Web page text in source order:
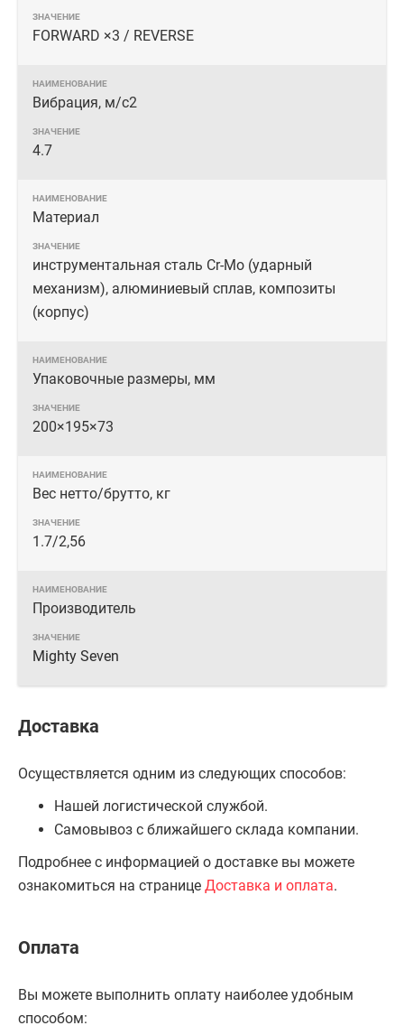
FORWARD ×3 / REVERSE
Вибрация, м/с2
4.7
Материал
инструментальная сталь Cr-Mo (ударный
механизм), алюминиевый сплав, композиты
(корпус)
Упаковочные размеры, мм
200×195×73
Вес нетто/брутто, кг
1.7/2,56
Производитель
Mighty Seven
Доставка
Осуществляется одним из следующих способов:
Нашей логистической службой.
Самовывоз с ближайшего склада компании.
Подробнее с информацией о доставке вы можете
ознакомиться на странице Доставка и оплата.
Оплата
Вы можете выполнить оплату наиболее удобным
способом: